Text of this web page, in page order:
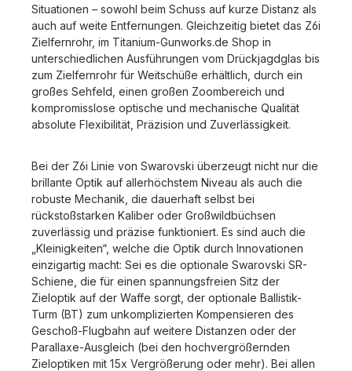
Situationen – sowohl beim Schuss auf kurze Distanz als
auch auf weite Entfernungen. Gleichzeitig bietet das Z6i
Zielfernrohr, im Titanium-Gunworks.de Shop in
unterschiedlichen Ausführungen vom Drückjagdglas bis
zum Zielfernrohr für Weitschüße erhältlich, durch ein
großes Sehfeld, einen großen Zoombereich und
kompromisslose optische und mechanische Qualität
absolute Flexibilität, Präzision und Zuverlässigkeit.
Bei der Z6i Linie von Swarovski überzeugt nicht nur die
brillante Optik auf allerhöchstem Niveau als auch die
robuste Mechanik, die dauerhaft selbst bei
rückstoßstarken Kaliber oder Großwildbüchsen
zuverlässig und präzise funktioniert. Es sind auch die
„Kleinigkeiten“, welche die Optik durch Innovationen
einzigartig macht: Sei es die optionale Swarovski SR-
Schiene, die für einen spannungsfreien Sitz der
Zieloptik auf der Waffe sorgt, der optionale Ballistik-
Turm (BT) zum unkomplizierten Kompensieren des
Geschoß-Flugbahn auf weitere Distanzen oder der
Parallaxe-Ausgleich (bei den hochvergrößernden
Zieloptiken mit 15x Vergrößerung oder mehr). Bei allen